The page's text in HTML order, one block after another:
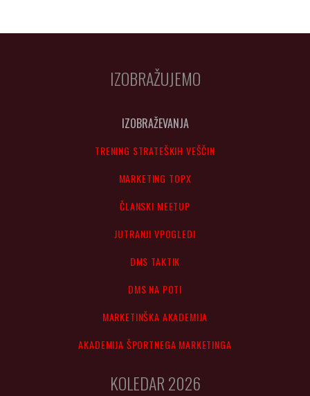
IZOBRAŽUJEMO
IZOBRAŽEVANJA
TRENING STRATEŠKIH VEŠČIN
MARKETING TOPX
ČLANSKI MEETUP
JUTRANJI VPOGLEDI
DMS TAKTIK
DMS NA POTI
MARKETINŠKA AKADEMIJA
AKADEMIJA ŠPORTNEGA MARKETINGA
KOLEDAR 2026